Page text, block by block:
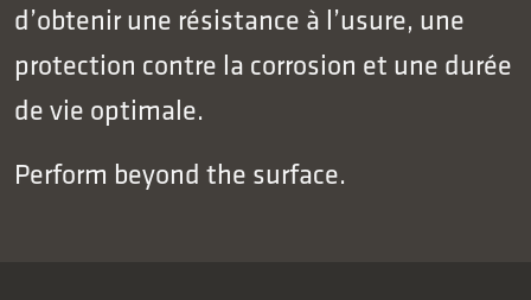
d’obtenir une résistance à l’usure, une
protection contre la corrosion et une durée
de vie optimale.
Perform beyond the surface.